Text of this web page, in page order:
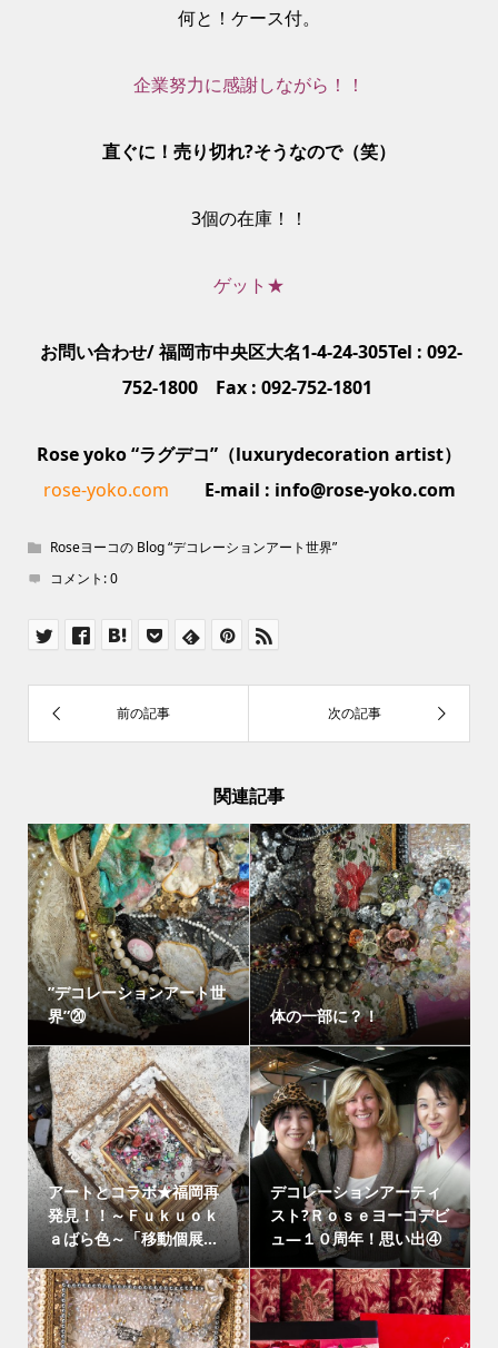
何と！ケース付。
企業努力に感謝しながら！！
直ぐに！売り切れ?そうなので（笑）
3個の在庫！！
ゲット★
お問い合わせ/ 福岡市中央区大名1-4-24-305Tel : 092-
752-1800 Fax : 092-752-1801
Rose yoko “ラグデコ”（luxurydecoration artist）
rose-yoko.com E-mail : info@rose-yoko.com
Roseヨーコの Blog “デコレーションアート世界”
コメント:0
関連記事
”デコレーションアート世
界”⑳
体の一部に？！
アートとコラボ★福岡再
発見！！～Ｆｕｋｕｏｋ
ａばら色～「移動個展...
デコレーションアーティ
スト?Ｒｏｓｅヨーコデビ
ュ―１０周年！思い出④